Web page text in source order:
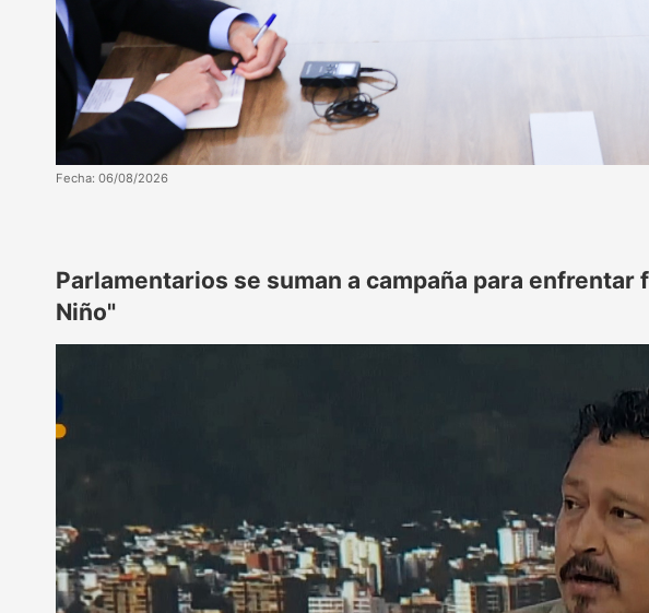
Fecha: 06/08/2026
Parlamentarios se suman a campaña para
Niño"